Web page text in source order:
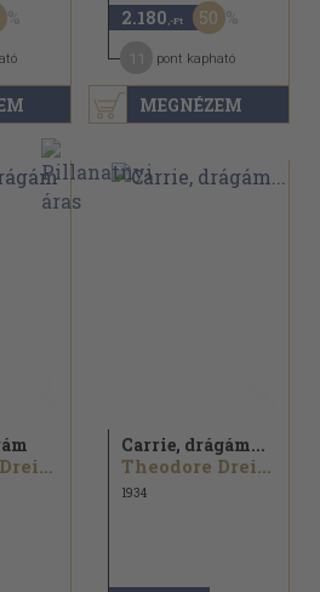
MEGNÉZEM
2.180 ,-Ft 50
pont kapható
Theodore Dreiser
Carrie, drágám...
Theodore Dreiser
1934